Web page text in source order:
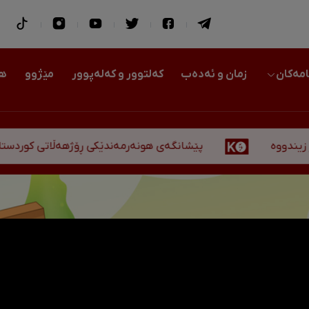
زمان و ئەدەب کەلتوور و کەلەپوور مێژوو
پێشانگەی هونەرمەندێکی ڕۆژهەڵاتی کوردستان لە